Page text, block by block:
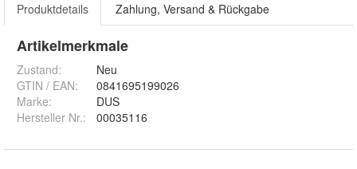
Produktdetails Zahlung, Versand & Rückgabe
Artikelmerkmale
Zustand:
Neu
GTIN / EAN:
0841695199026
Marke:
DUS
Hersteller Nr.:
00035116